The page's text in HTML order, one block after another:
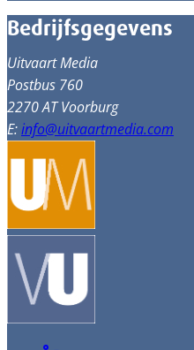
Bedrijfsgegevens
Uitvaart Media
Postbus 760
2270 AT Voorburg
E:info@uitvaartmedia.com